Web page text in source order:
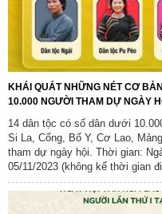
KHÁI QUÁT NHỮNG NÉT CƠ
10.000 NGƯỜI THAM DỰ NGÀY
14 dân tộc có số dân dưới
Si La, Cống, Bố Y, Cơ Lao,
tham dự ngày hội. Thời gian:
05/11/2023 (không kể thời gian